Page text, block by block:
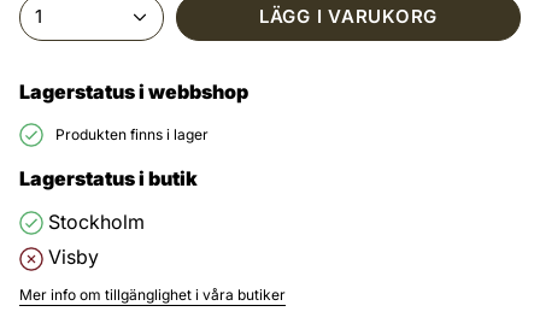
1 LÄGG I VARUKORG
Lagerstatus i webbshop
Produkten finns i lager
Lagerstatus i butik
Stockholm
Visby
Mer info om tillgänglighet i våra butiker